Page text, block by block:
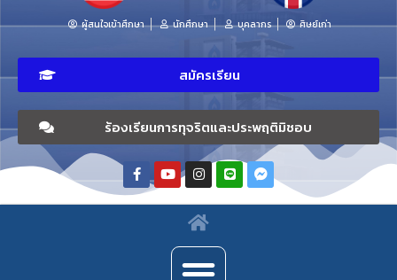
ผู้สนใจเข้าศึกษา นักศึกษา บุคลากร ศิษย์เก่า
สมัครเรียน
ร้องเรียนการทุจริตและประพฤติมิชอบ